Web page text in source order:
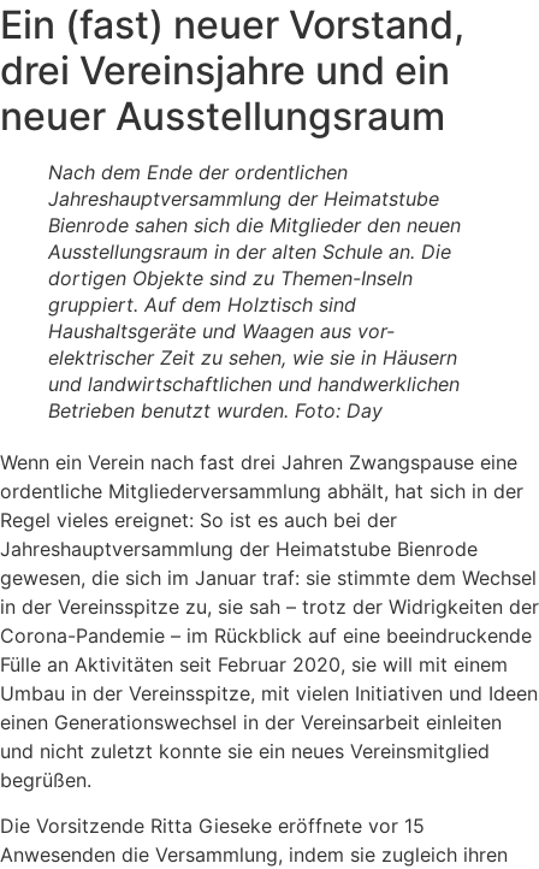
Ein (fast) neuer Vorstand,
drei Vereinsjahre und ein
neuer Ausstellungsraum
Nach dem Ende der ordentlichen
Jahreshauptversammlung der Heimatstube
Bienrode sahen sich die Mitglieder den neuen
Ausstellungsraum in der alten Schule an. Die
dortigen Objekte sind zu Themen-Inseln
gruppiert. Auf dem Holztisch sind
Haushaltsgeräte und Waagen aus vor-
elektrischer Zeit zu sehen, wie sie in Häusern
und landwirtschaftlichen und handwerklichen
Betrieben benutzt wurden. Foto: Day
Wenn ein Verein nach fast drei Jahren Zwangspause eine
ordentliche Mitgliederversammlung abhält, hat sich in der
Regel vieles ereignet: So ist es auch bei der
Jahreshauptversammlung der Heimatstube Bienrode
gewesen, die sich im Januar traf: sie stimmte dem Wechsel
in der Vereinsspitze zu, sie sah – trotz der Widrigkeiten der
Corona-Pandemie – im Rückblick auf eine beeindruckende
Fülle an Aktivitäten seit Februar 2020, sie will mit einem
Umbau in der Vereinsspitze, mit vielen Initiativen und Ideen
einen Generationswechsel in der Vereinsarbeit einleiten
und nicht zuletzt konnte sie ein neues Vereinsmitglied
begrüßen.
Die Vorsitzende Ritta Gieseke eröffnete vor 15
Anwesenden die Versammlung, indem sie zugleich ihren